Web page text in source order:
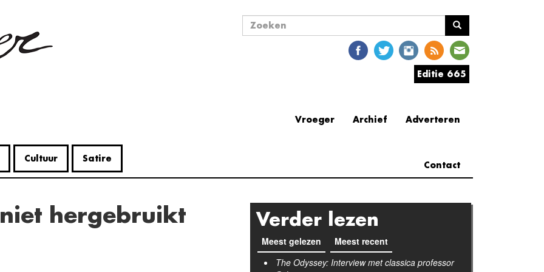
Cultuur Satire
Zoekveld
Editie 665
Adverteren
Archief
Vroeger
Contact
hergebruikt Verder lezen
Meest gelezen Meest recent
The Odyssey: Interview met classica professor